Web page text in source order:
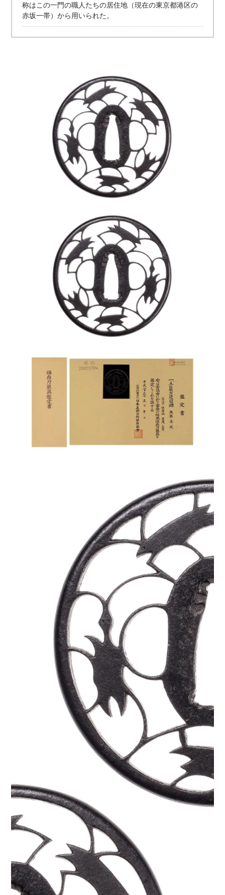
称はこの一門の職人たちの居住地（現在の東京都港区の
赤坂一帯）から用いられた。